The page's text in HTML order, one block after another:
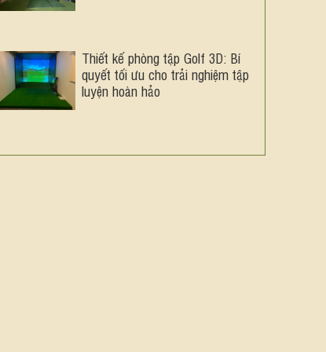
Thiết kế phòng tập Golf 3D: Bí
quyết tối ưu cho trải nghiệm tập
luyện hoàn hảo